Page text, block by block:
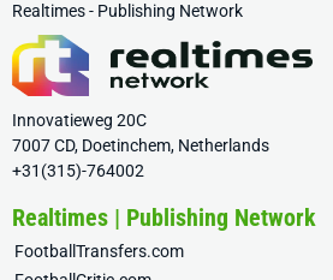
Realtimes - Publishing Network
Innovatieweg 20C
7007 CD, Doetinchem, Netherlands
+31(315)-764002
Realtimes | Publishing Network
FootballTransfers.com